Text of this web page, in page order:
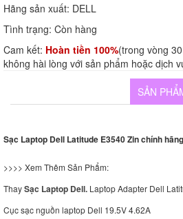
Hãng sản xuất: DELL
Tình trạng: Còn hàng
Cam kết: Hoàn tiền 100%(trong vòng
không hài lòng với sản phẩm hoặc dịch
SẢN
Sạc Laptop Dell Latitude E3540 Zin chính
>>>> Xem Thêm Sản Phẩm:
ThaySạc Laptop Dell. Laptop Adapter Dell
Cục sạc nguồn laptop Dell 19.5V 4.62A